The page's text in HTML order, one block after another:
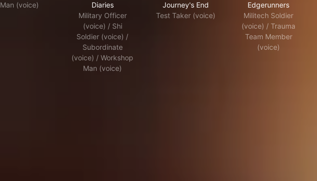
Man (voice)
Diaries
Military Officer
(voice) / Shi
Soldier (voice) /
Subordinate
(voice) / Workshop
Man (voice)
Journey's End
Test Taker (voice)
Edgerunners
Militech Soldier
(voice) / Trauma
Team Member
(voice)